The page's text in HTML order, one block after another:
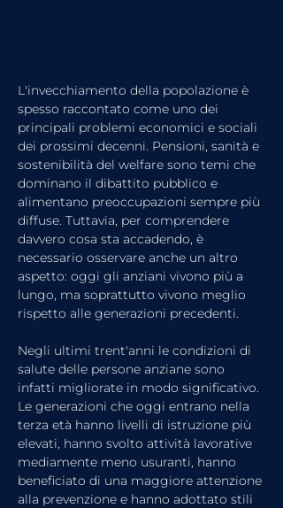
L'invecchiamento della popolazione è
spesso raccontato come uno dei
principali problemi economici e sociali
dei prossimi decenni. Pensioni, sanità e
sostenibilità del welfare sono temi che
dominano il dibattito pubblico e
alimentano preoccupazioni sempre più
diffuse. Tuttavia, per comprendere
davvero cosa sta accadendo, è
necessario osservare anche un altro
aspetto: oggi gli anziani vivono più a
lungo, ma soprattutto vivono meglio
rispetto alle generazioni precedenti.
Negli ultimi trent'anni le condizioni di
salute delle persone anziane sono
infatti migliorate in modo significativo.
Le generazioni che oggi entrano nella
terza età hanno livelli di istruzione più
elevati, hanno svolto attività lavorative
mediamente meno usuranti, hanno
beneficiato di una maggiore attenzione
alla prevenzione e hanno adottato stili